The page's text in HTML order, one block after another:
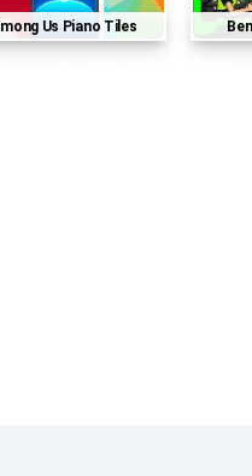
Among Us Piano Tiles